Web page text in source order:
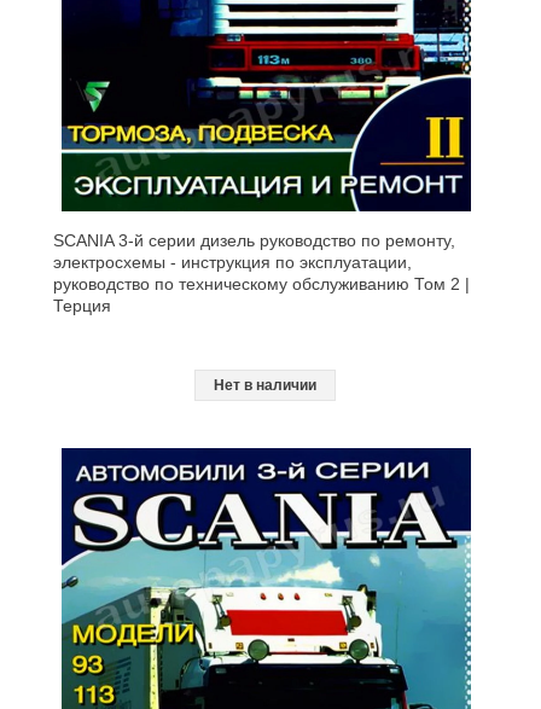
SCANIA 3-й серии дизель руководство по ремонту,
электросхемы - инструкция по эксплуатации,
руководство по техническому обслуживанию Том 2 |
Терция
Нет в наличии